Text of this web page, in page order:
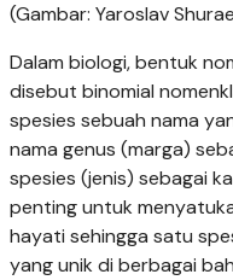
(Gambar: Yaroslav
Dalam biologi, bentuk
disebut binomial
spesies sebuah nama
nama genus (marga)
spesies (jenis) sebagai
penting untuk
hayati sehingga satu
yang unik di berbagai